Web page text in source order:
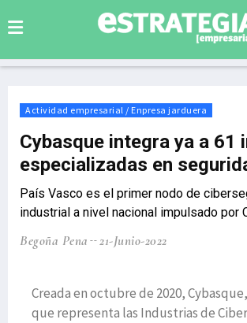
Actividad empresarial / Enpresa jarduera
Cybasque integra ya a 61
especializadas en
País Vasco es el primer nodo de
industrial a nivel nacional impulsado por
Begoña Pena 21-Junio-2022
Creada en octubre de 2020,
que representa las Industrias de